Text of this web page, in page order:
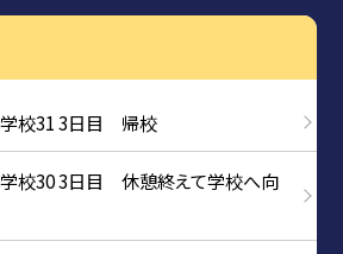
校31 3日目 帰校
校30 3日目 休憩終えて学校へ向